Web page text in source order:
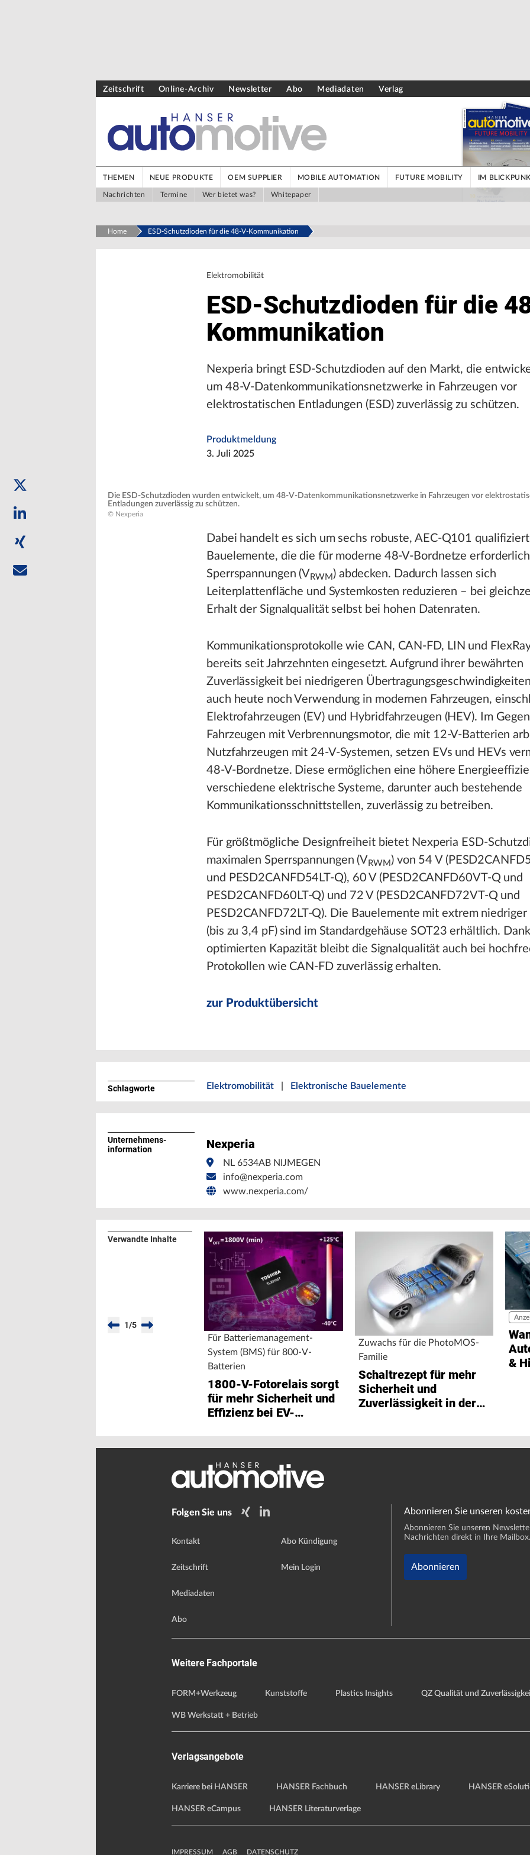
Zeitschrift Online-Archiv Newsletter Abo Mediadaten Verlag
THEMEN NEUE PRODUKTE OEM SUPPLIER MOBILE AUTOMATION FUTURE MOBILITY IM
Nachrichten Termine Wer bietet was? Whitepaper
Home ESD-Schutzdioden für die 48-V-Kommunikation
Elektromobilität
ESD-Schutzdioden für die
Kommunikation
Nexperia bringt ESD-Schutzdioden auf den Markt, die
um 48-V-Datenkommunikationsnetzwerke in Fahrzeugen vor
elektrostatischen Entladungen (ESD) zuverlässig zu schützen.
Produktmeldung
3. Juli 2025
Die ESD-Schutzdioden wurden entwickelt, um 48-V-Datenkommunikationsnetzwerke in Fahrzeugen vor
Entladungen zuverlässig zu schützen.
© Nexperia
Dabei handelt es sich um sechs robuste, AEC-Q101
Bauelemente, die die für moderne 48-V-Bordnetze
Sperrspannungen (V RWM ) abdecken. Dadurch lassen sich
Leiterplattenfläche und Systemkosten reduzieren – bei
Erhalt der Signalqualität selbst bei hohen Datenraten.
Kommunikationsprotokolle wie CAN, CAN-FD, LIN und
bereits seit Jahrzehnten eingesetzt. Aufgrund ihrer bewährten
Zuverlässigkeit bei niedrigeren
auch heute noch Verwendung in modernen Fahrzeugen,
Elektrofahrzeugen (EV) und Hybridfahrzeugen (HEV). Im
Fahrzeugen mit Verbrennungsmotor, die mit 12-V-Batterien
Nutzfahrzeugen mit 24-V-Systemen, setzen EVs und HEVs
48-V-Bordnetze. Diese ermöglichen eine höhere
verschiedene elektrische Systeme, darunter auch bestehende
Kommunikationsschnittstellen, zuverlässig zu betreiben.
Für größtmögliche Designfreiheit bietet Nexperia ESD-
maximalen Sperrspannungen (V RWM ) von 54 V
und PESD2CANFD54LT-Q), 60 V (PESD2CANFD60VT-Q und
PESD2CANFD60LT-Q) und 72 V (PESD2CANFD72VT-Q und
PESD2CANFD72LT-Q). Die Bauelemente mit extrem niedriger
(bis zu 3,4 pF) sind im Standardgehäuse SOT23 erhältlich.
optimierten Kapazität bleibt die Signalqualität auch bei
Protokollen wie CAN-FD zuverlässig erhalten.
zur Produktübersicht
Schlagworte Elektromobilität Elektronische Bauelemente
Unternehmens­
information
Nexperia
NL 6534AB NIJMEGEN
info@nexperia.com
www.nexperia.com/
Verwandte Inhalte
1/5
Für Batteriemanagement-
System (BMS) für 800-V-
Batterien
1800-V-Fotorelais sorgt
für mehr Sicherheit und
Effizienz bei EV-
Zuwachs für die PhotoMOS-
Familie
Schaltrezept für mehr
Sicherheit und
Zuverlässigkeit in der
&
Folgen Sie uns
Kontakt
Zeitschrift
Mediadaten
Abo
Abo Kündigung
Mein Login
Abonnieren Sie unseren
Abonnieren Sie unseren
Nachrichten direkt in Ihre Mailbox.
Abonnieren
Weitere Fachportale
FORM+Werkzeug Kunststoffe Plastics Insights QZ Qualität und
WB Werkstatt + Betrieb
Verlagsangebote
Karriere bei HANSER HANSER Fachbuch HANSER eLibrary HANSER
HANSER eCampus HANSER Literaturverlage
IMPRESSUM AGB DATENSCHUTZ